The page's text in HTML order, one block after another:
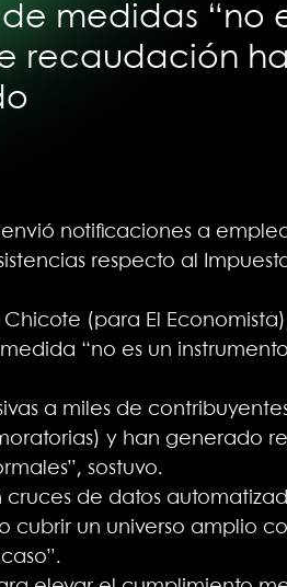
medidas “no
recaudación
notificaciones a
respecto al
(para El
“no es un
a miles de
y han generado
sostuvo.
de datos
cubrir un universo amplio